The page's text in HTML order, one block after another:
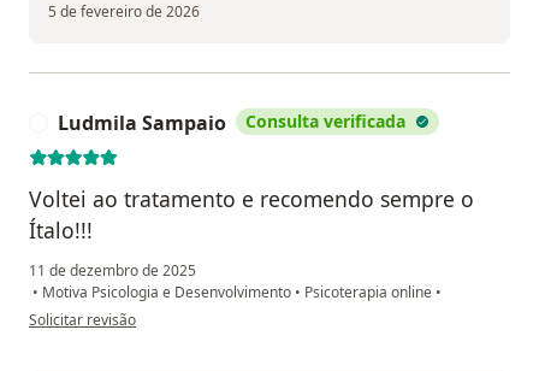
5 de fevereiro de 2026
Ludmila Sampaio Consulta verificada
Voltei ao tratamento e recomendo sempre o
Ítalo!!!
11 de dezembro de 2025
• Motiva Psicologia e Desenvolvimento • Psicoterapia online •
na opinião do utilizador Ludmila Sampaio
Solicitar revisão